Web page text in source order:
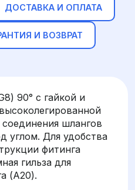
ДОСТАВКА И ОПЛАТА
И ВОЗВРАТ
90° с гайкой и
шлангов
углом. Для удобства
фитинга
гильза для
(A20).